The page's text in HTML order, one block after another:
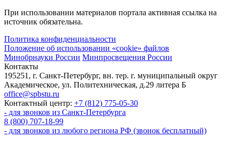
При использовании материалов портала активная ссылка на
источник обязательна.
Политика конфиденциальности
Положение об использовании «cookie» файлов
Минобрнауки России Минпросвещения России
Контакты
195251, г. Санкт-Петербург, вн. тер. г. муниципальный округ
Академическое, ул. Политехническая, д.29 литера Б
office@spbstu.ru
Контактный центр: +7 (812) 775-05-30
- для звонков из Санкт-Петербурга
8 (800) 707-18-99
- для звонков из любого региона РФ (звонок бесплатный)